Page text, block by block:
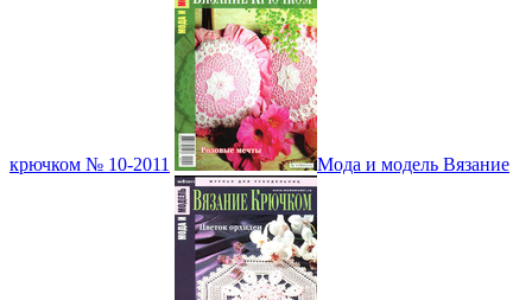
крючком № 10-2011 Мода и модель Вязание